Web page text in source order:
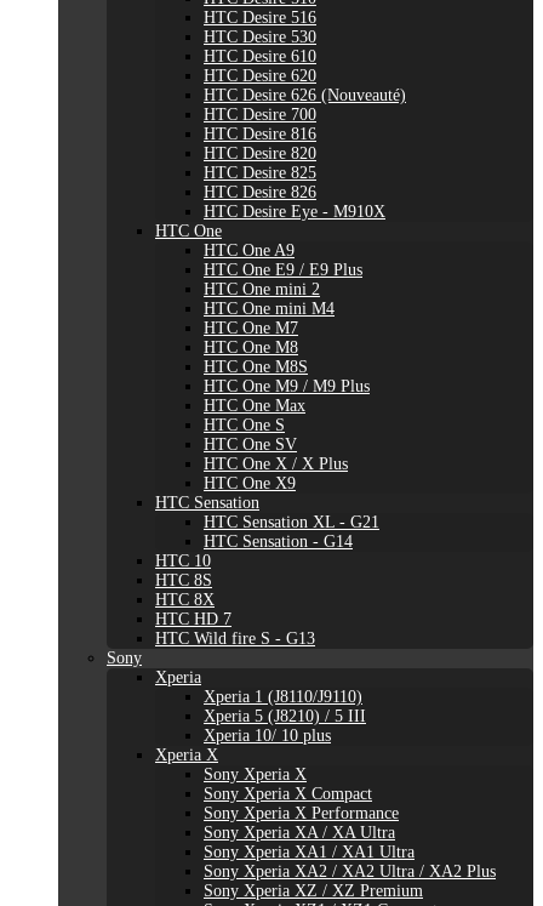
HTC Desire 516
HTC Desire 530
HTC Desire 610
HTC Desire 620
HTC Desire 626 (Nouveauté)
HTC Desire 700
HTC Desire 816
HTC Desire 820
HTC Desire 825
HTC Desire 826
HTC Desire Eye - M910X
HTC One
HTC One A9
HTC One E9 / E9 Plus
HTC One mini 2
HTC One mini M4
HTC One M7
HTC One M8
HTC One M8S
HTC One M9 / M9 Plus
HTC One Max
HTC One S
HTC One SV
HTC One X / X Plus
HTC One X9
HTC Sensation
HTC Sensation XL - G21
HTC Sensation - G14
HTC 10
HTC 8S
HTC 8X
HTC HD 7
HTC Wild fire S - G13
Sony
Xperia
Xperia 1 (J8110/J9110)
Xperia 5 (J8210) / 5 III
Xperia 10/ 10 plus
Xperia X
Sony Xperia X
Sony Xperia X Compact
Sony Xperia X Performance
Sony Xperia XA / XA Ultra
Sony Xperia XA1 / XA1 Ultra
Sony Xperia XA2 / XA2 Ultra / XA2 Plus
Sony Xperia XZ / XZ Premium